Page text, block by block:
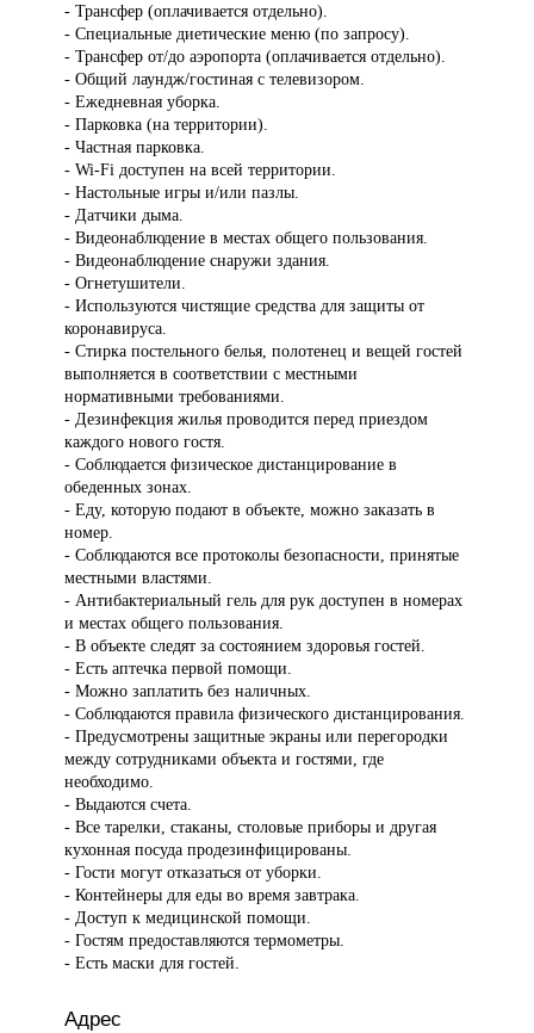
- Трансфер (оплачивается отдельно).
- Специальные диетические меню (по запросу).
- Трансфер от/до аэропорта (оплачивается отдельно).
- Общий лаундж/гостиная с телевизором.
- Ежедневная уборка.
- Парковка (на территории).
- Частная парковка.
- Wi-Fi доступен на всей территории.
- Настольные игры и/или пазлы.
- Датчики дыма.
- Видеонаблюдение в местах общего пользования.
- Видеонаблюдение снаружи здания.
- Огнетушители.
- Используются чистящие средства для защиты от
коронавируса.
- Стирка постельного белья, полотенец и вещей гостей
выполняется в соответствии с местными
нормативными требованиями.
- Дезинфекция жилья проводится перед приездом
каждого нового гостя.
- Соблюдается физическое дистанцирование в
обеденных зонах.
- Еду, которую подают в объекте, можно заказать в
номер.
- Соблюдаются все протоколы безопасности, принятые
местными властями.
- Антибактериальный гель для рук доступен в номерах
и местах общего пользования.
- В объекте следят за состоянием здоровья гостей.
- Есть аптечка первой помощи.
- Можно заплатить без наличных.
- Соблюдаются правила физического дистанцирования.
- Предусмотрены защитные экраны или перегородки
между сотрудниками объекта и гостями, где
необходимо.
- Выдаются счета.
- Все тарелки, стаканы, столовые приборы и другая
кухонная посуда продезинфицированы.
- Гости могут отказаться от уборки.
- Контейнеры для еды во время завтрака.
- Доступ к медицинской помощи.
- Гостям предоставляются термометры.
- Есть маски для гостей.
Адрес